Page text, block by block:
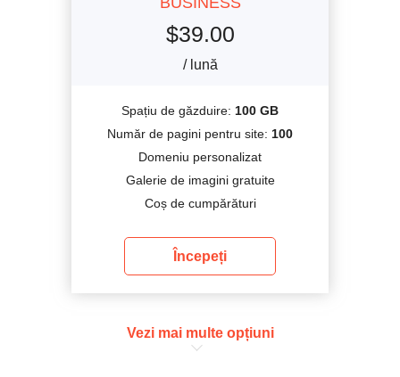
$39.00
/ lună
Spațiu de găzduire: 100 GB
Număr de pagini pentru site: 100
Domeniu personalizat
Galerie de imagini gratuite
Coș de cumpărături
Începeți
Vezi mai multe opțiuni